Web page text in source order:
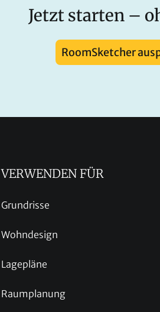
Jetzt starten –
RoomSketcher
VERWENDEN FÜR
Grundrisse
Wohndesign
Lagepläne
Raumplanung